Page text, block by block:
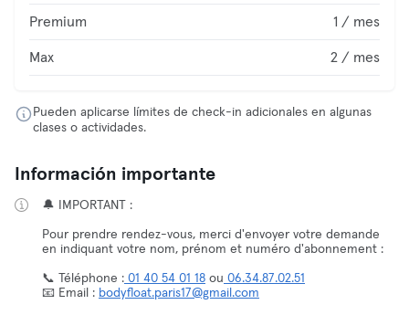
Premium 1 / mes
Max 2 / mes
Pueden aplicarse límites de check-in adicionales en algunas
clases o actividades.
Información importante
🔔 IMPORTANT :
Pour prendre rendez-vous, merci d'envoyer votre demande
en indiquant votre nom, prénom et numéro d'abonnement :
📞 Téléphone : 01 40 54 01 18 ou 06.34.87.02.51
📧 Email : bodyfloat.paris17@gmail.com